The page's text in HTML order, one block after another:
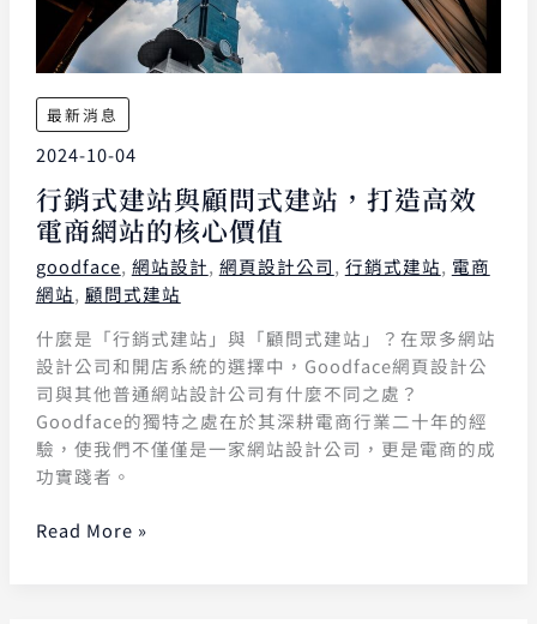
最新消息
2024-10-04
行銷式建站與顧問式建站，打造高效
電商網站的核心價值
goodface, 網站設計, 網頁設計公司, 行銷式建站, 電商
網站, 顧問式建站
什麼是「行銷式建站」與「顧問式建站」？在眾多網站
設計公司和開店系統的選擇中，Goodface網頁設計公
司與其他普通網站設計公司有什麼不同之處？
Goodface的獨特之處在於其深耕電商行業二十年的經
驗，使我們不僅僅是一家網站設計公司，更是電商的成
功實踐者。
Read More »